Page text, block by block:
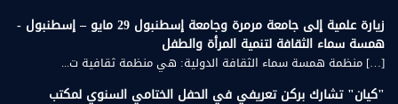
زيارة علمية إلى جامعة مرمرة وجامعة إسطنبول 29 مايو – إسطنبول -
همسة سماء الثقافة لتنمية المرأة والطفل
[…] منظمة همسة سماء الثقافة الدولية: هي منظمة ثقافية ت...
"كيان" تشارك بركن تعريفي في الحفل الختامي السنوي لمكتب